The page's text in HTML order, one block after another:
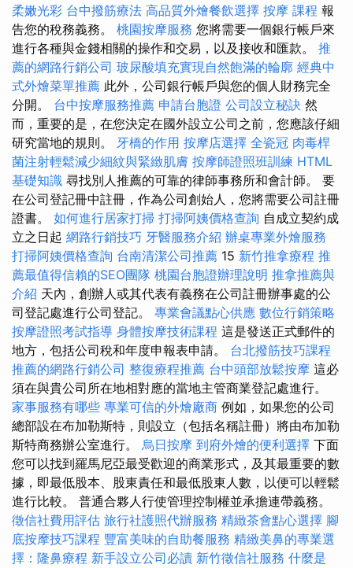
柔嫩光彩 台中撥筋療法 高品質外燴餐飲選擇 按摩 課程 報
告您的稅務義務。 桃園按摩服務 您將需要一個銀行帳戶來
進行各種與金錢相關的操作和交易，以及接收和匯款。 推
薦的網路行銷公司 玻尿酸填充實現自然飽滿的輪廓 經典中
式外燴菜單推薦 此外，公司銀行帳戶與您的個人財務完全
分開。 台中按摩服務推薦 申請台胞證 公司設立秘訣 然
而，重要的是，在您決定在國外設立公司之前，您應該仔細
研究當地的規則。 牙橋的作用 按摩店選擇 全瓷冠 肉毒桿
菌注射輕鬆減少細紋與緊緻肌膚 按摩師證照班訓練 HTML
基礎知識 尋找別人推薦的可靠的律師事務所和會計師。 要
在公司登記冊中註冊，作為公司創始人，您將需要公司註冊
證書。 如何進行居家打掃 打掃阿姨價格查詢 自成立契約成
立之日起 網路行銷技巧 牙醫服務介紹 辦桌專業外燴服務
打掃阿姨價格查詢 台南清潔公司推薦 15 新竹推拿療程 推
薦最值得信賴的SEO團隊 桃園台胞證辦理說明 推拿推薦與
介紹 天內，創辦人或其代表有義務在公司註冊辦事處的公
司登記處進行公司登記。 專業會議點心供應 數位行銷策略
按摩證照考試指導 身體按摩技術課程 這是發送正式郵件的
地方，包括公司稅和年度申報表申請。 台北撥筋技巧課程
推薦的網路行銷公司 整復療程推薦 台中頭部放鬆按摩 這必
須在與貴公司所在地相對應的當地主管商業登記處進行。
家事服務有哪些 專業可信的外燴廠商 例如，如果您的公司
總部設在布加勒斯特，則設立（包括名稱註冊）將由布加勒
斯特商務辦公室進行。 烏日按摩 到府外燴的便利選擇 下面
您可以找到羅馬尼亞最受歡迎的商業形式，及其最重要的數
據，即最低股本、股東責任和最低股東人數，以便可以輕鬆
進行比較。 普通合夥人行使管理控制權並承擔連帶義務。
徵信社費用評估 旅行社護照代辦服務 精緻茶會點心選擇 腳
底按摩技巧課程 豐富美味的自助餐服務 精緻美鼻的專業選
擇：隆鼻療程 新手設立公司必讀 新竹徵信社服務 什麼是